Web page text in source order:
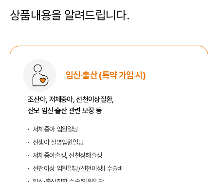
상품내용을 알려드립니다.
임신·출산(특약 가입 시)
조산아, 저체중아, 선천이상질환,
산모 임신·출산 관련 보장 등
저체중아 입원일당
신생아 질병입원일당
저체중아출생, 선천장해출생
선천이상 입원일당/선천이상Ⅱ 수술비